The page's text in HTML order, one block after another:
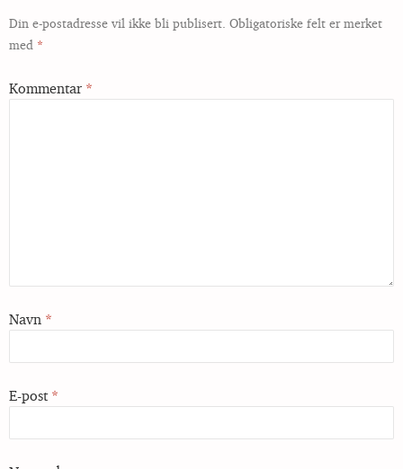
Din e-postadresse vil ikke bli publisert. Obligatoriske felt er merket
med *
Kommentar *
Navn *
E-post *